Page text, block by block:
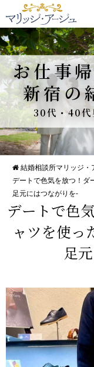
お仕事
新宿の
30代・40代
結婚相談所マリッジ・
デートで色気を放つ！ダ
足元にはつながりを-
デートで色
ャツを使っ
足